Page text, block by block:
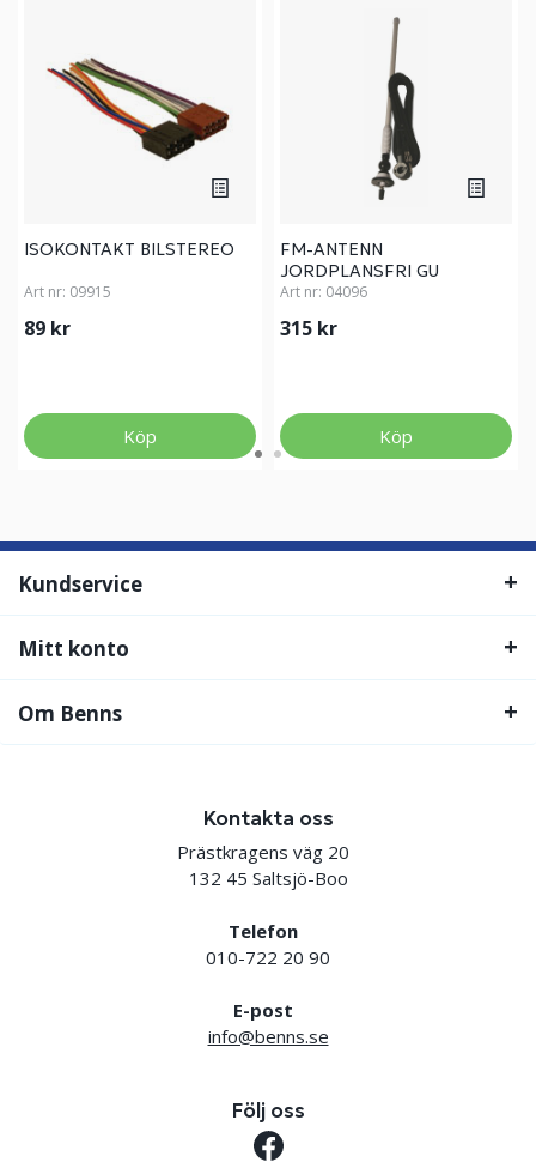
ISOKONTAKT BILSTEREO
Art nr: 09915
89 kr
Köp
FM-ANTENN
JORDPLANSFRI GU
Art nr: 04096
315 kr
Köp
Kundservice
Mitt konto
Om Benns
Kontakta oss
Prästkragens väg 20
132 45 Saltsjö-Boo
Telefon
010-722 20 90
E-post
info@benns.se
Följ oss